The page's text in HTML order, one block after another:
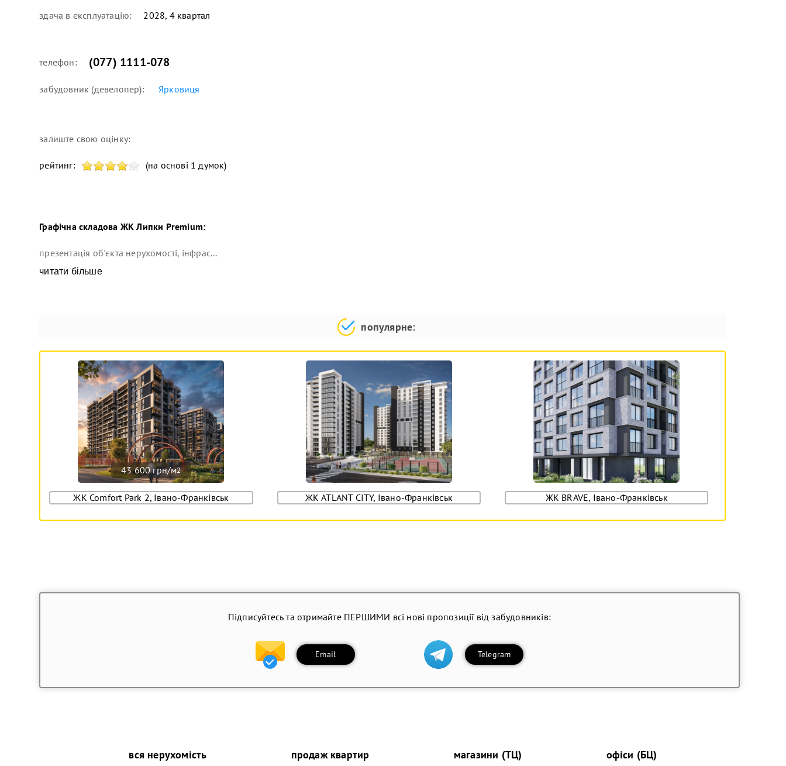
здача в експлуатацію: 2028, 4 квартал
телефон: (077) 1111-078
забудовник (девелопер): Ярковиця
залиште свою оцінку:
рейтинг: (на основі 1 думок)
Графічна складова ЖК Липки Premium:
презентація об'єкта нерухомості, інфрас...
читати більше
популярне:
43 600 грн/м2
ЖК Comfort Park 2, Івано-Франківськ ЖК ATLANT CITY, Івано-Франківськ ЖК BRAVE, Івано-Франківськ
Підписуйтесь та отримайте ПЕРШИМИ всі нові пропозиції від забудовників:
Email Telegram
вся нерухомість продаж квартир магазини (ТЦ) офіси (БЦ)